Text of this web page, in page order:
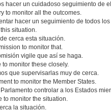
hacer un cuidadoso seguimiento de
to monitor all the outcomes.
hacer un seguimiento de todos
situation.
cerca esta situación.
to monitor that.
vigile que así se haga.
to monitor these closely.
que supervisarlas muy de cerca.
to monitor the Member States.
controlar a los Estados
to monitor the situation.
la situación.